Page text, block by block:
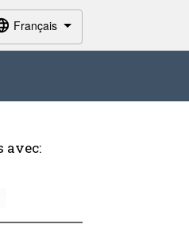
Français
avec: